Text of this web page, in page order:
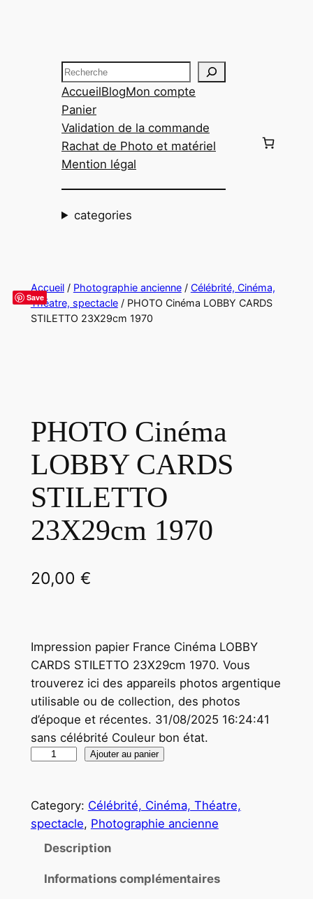
Recherche
AccueilBlogMon compte
Panier
Validation de la commande
Rachat de Photo et matériel
Mention légal
categories
Save
Accueil/ Photographie ancienne/ Célébrité, Cinéma,
Théatre, spectacle/ PHOTO Cinéma LOBBY CARDS
STILETTO 23X29cm 1970
PHOTO Cinéma
LOBBY CARDS
STILETTO
23X29cm 1970
20,00 €
Impression papier France Cinéma LOBBY
CARDS STILETTO 23X29cm 1970. Vous
trouverez ici des appareils photos argentique
utilisable ou de collection, des photos
d’époque et récentes. 31/08/2025 16:24:41
sans célébrité Couleur bon état.
n
t
Ajouter au panier
Category: Célébrité, Cinéma, Théatre,
spectacle, Photographie ancienne
Description
Informations complémentaires